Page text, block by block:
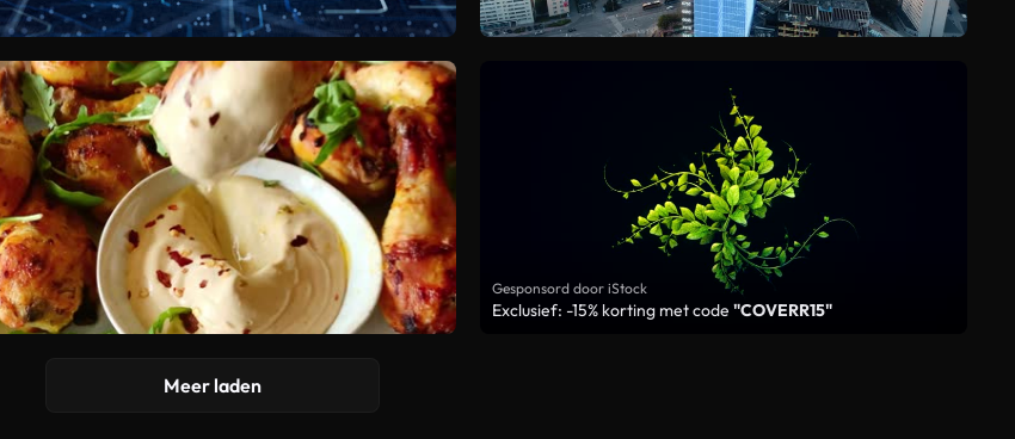
Gesponsord door iStock
Exclusief: -15% korting met code "COVERR15"
Meer laden